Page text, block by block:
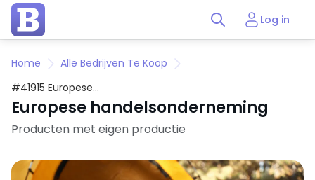
Log in
Home
Alle Bedrijven Te Koop
#41915 Europese
handelsonderneming
Europese handelsonderneming
Producten met eigen productie